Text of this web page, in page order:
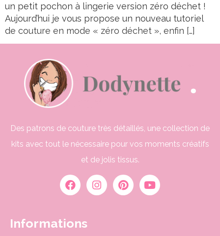
un petit pochon à lingerie version zéro déchet !
Aujourd’hui je vous propose un nouveau tutoriel
de couture en mode « zéro déchet », enfin […]
Des patrons de couture très détaillés, une collection de
kits avec tout le nécessaire pour vos moments créatifs
et de jolis tissus.
Informations